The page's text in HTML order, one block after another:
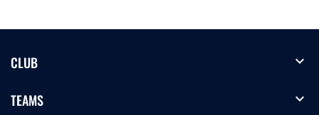
CLUB expand_more
TEAMS expand_more